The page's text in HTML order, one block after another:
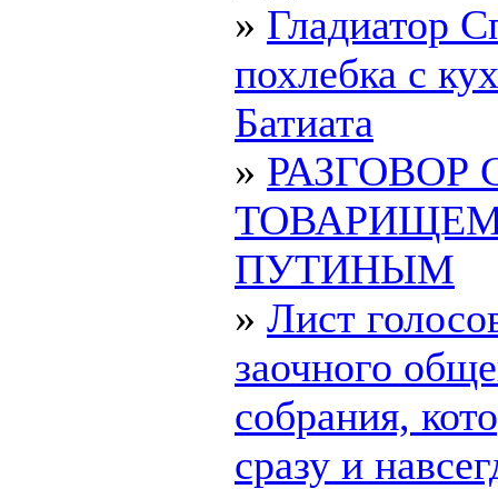
» Гладиатор
похлебка с
Батиата
» РАЗГОВОР
ПУТИНЫМ
» Лист
заочного
собрания,
сразу и